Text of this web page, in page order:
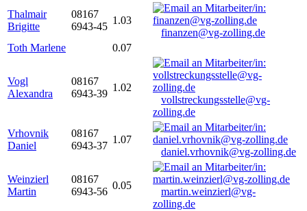
Thalmair
Brigitte
08167
6943-45
1.03
finanzen@vg-zolling.de
Toth Marlene
0.07
Vogl
Alexandra
08167
6943-39
1.02
vollstreckungsstelle@vg-
zolling.de
Vrhovnik
Daniel
08167
6943-37
1.07
daniel.vrhovnik@vg-zolling.de
Weinzierl
Martin
08167
6943-56
0.05
martin.weinzierl@vg-
zolling.de